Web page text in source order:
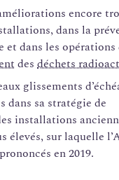
encore
dans la
et dans les
des déchets
glissements
dans sa stratégie de
installations
élevés, sur laquelle
en 2019.